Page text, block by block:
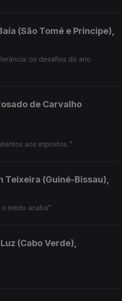
(São Tomé e Principe),
os desafios do ano
de Carvalho
aos impostos.."
Teixeira (Guiné-Bissau),
medo acaba"
(Cabo Verde),